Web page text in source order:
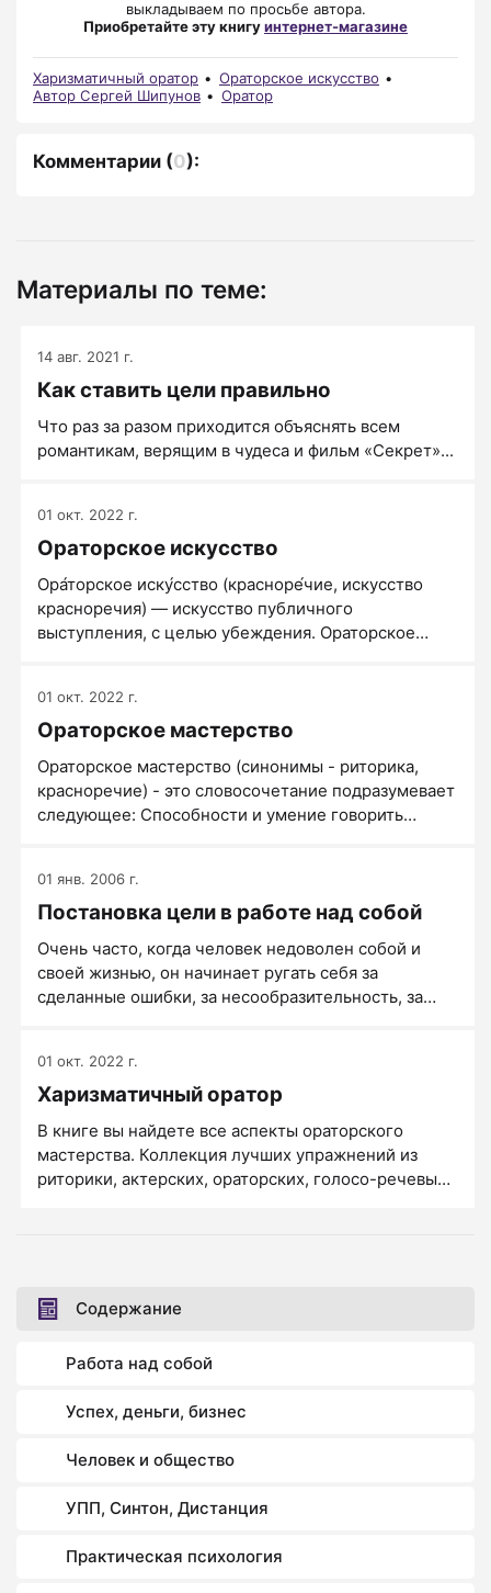
выкладываем по просьбе автора.
Приобретайте эту книгуинтернет-магазине
Харизматичный оратор
Ораторское искусство
Автор Сергей Шипунов
Оратор
Комментарии (0):
Материалы по теме:
14 авг. 2021 г.
Как ставить цели правильно
Что раз за разом приходится объяснять всем
романтикам, верящим в чудеса и фильм «Секрет»...
01 окт. 2022 г.
Ораторское искусство
Ора́торское иску́сство (красноре́чие, искусство
красноречия) — искусство публичного
выступления, с целью убеждения. Ораторское
говорить красиво, вдохновенно и убедительно,
независимо от того, является ли оно врождённым
навыком, приобретённым в процессе обучения
(искусственное красноречие). Ораторское
искусство и свойства ораторской речи изучает
01 окт. 2022 г.
Ораторское мастерство
Ораторское мастерство (синонимы - риторика,
красноречие) - это словосочетание подразумевает
следующее: Способности и умение говорить
ораторских приемах; высокая степень мастерства
публичного выступления.
01 янв. 2006 г.
Постановка цели в работе над собой
Очень часто, когда человек недоволен собой и
своей жизнью, он начинает ругать себя за
сделанные ошибки, за несообразительность, за
01 окт. 2022 г.
Харизматичный оратор
В книге вы найдете все аспекты ораторского
мастерства. Коллекция лучших упражнений из
риторики, актерских, ораторских, голосо-речевых
Содержание
Работа над собой
Успех, деньги, бизнес
Человек и общество
УПП, Синтон, Дистанция
Практическая психология